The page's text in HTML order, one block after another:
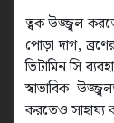
ত্বক উজ্জ্বল
পোড়া দাগ,
ভিটামিন সি
স্বাভাবিক
করতেও সাহায্য